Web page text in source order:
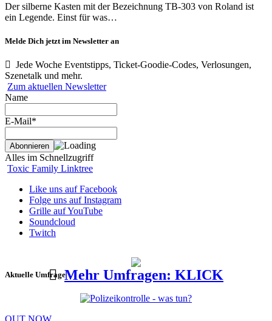
Der silberne Kasten mit der Bezeichnung TB-303 von Roland ist
ein Legende. Einst für was…
Melde Dich jetzt im Newsletter an
Jede Woche Eventstipps, Ticket-Goodie-Codes, Verlosungen,
Szenetalk und mehr.
Zum aktuellen Newsletter
Name
E-Mail*
Alles im Schnellzugriff
Toxic Family Linktree
Like uns auf Facebook
Folge uns auf Instagram
Grille auf YouTube
Soundcloud
Twitch
Aktuelle UmfrageMehr Umfragen: KLICK
OUT NOW